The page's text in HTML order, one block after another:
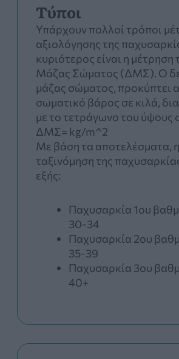
Τύποι
Υπάρχουν πολλοί τρόποι
αξιολόγησης της
κυριότερος είναι η μέτρηση
Μάζας Σώματος (ΔΜΣ). Ο
μάζας σώματος, προκύπτει
σωματικό βάρος σε κιλά,
με το τετράγωνο του ύψους
ΔΜΣ= kg/m^2
Με βάση τα αποτελέσματα, η
ταξινόμηση της
εξής:
Παχυσαρκία 1ου
30-34
Παχυσαρκία 2ου
35-39
Παχυσαρκία 3ου
40+